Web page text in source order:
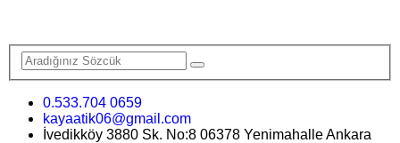
0.533.704 0659
kayaatik06@gmail.com
İvedikköy 3880 Sk. No:8 06378 Yenimahalle Ankara